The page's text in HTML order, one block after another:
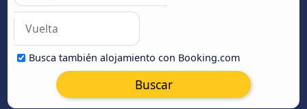
Busca también alojamiento con Booking.com
Buscar